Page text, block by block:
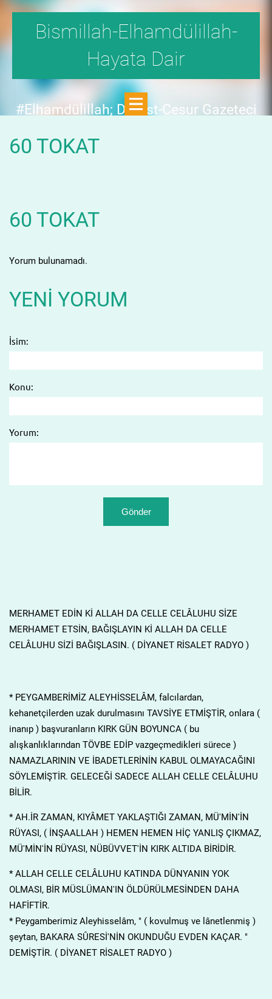
Bismillah-Elhamdülillah-
Hayata Dair
#Elhamdülillah; Dürüst-Cesur Gazeteci
Dergisi,fetö tehlikesini SAYFA SAYFA
60 TOKAT
60 TOKAT
Yorum bulunamadı.
YENI YORUM
İsim:
Konu:
Yorum:
MERHAMET EDİN Kİ ALLAH DA CELLE CELÂLUHU SİZE
MERHAMET ETSİN, BAĞIŞLAYIN Kİ ALLAH DA CELLE
CELÂLUHU SİZİ BAĞIŞLASIN. ( DİYANET RİSALET RADYO )
* PEYGAMBERİMİZ ALEYHİSSELÂM, falcılardan,
kehanetçilerden uzak durulmasını TAVSİYE ETMİŞTİR, onlara (
inanıp ) başvuranların KIRK GÜN BOYUNCA ( bu
alışkanlıklarından TÖVBE EDİP vazgeçmedikleri sürece )
NAMAZLARININ VE İBADETLERİNİN KABUL OLMAYACAĞINI
SÖYLEMİŞTİR. GELECEĞİ SADECE ALLAH CELLE CELÂLUHU
BİLİR.
* AH.İR ZAMAN, KIYÂMET YAKLAŞTIĞI ZAMAN, MÜ'MİN'İN
RÜYASI, ( İNŞAALLAH ) HEMEN HEMEN HİÇ YANLIŞ ÇIKMAZ,
MÜ'MİN'İN RÜYASI, NÜBÜVVET'İN KIRK ALTIDA BİRİDİR.
* ALLAH CELLE CELÂLUHU KATINDA DÜNYANIN YOK
OLMASI, BİR MÜSLÜMAN'IN ÖLDÜRÜLMESİNDEN DAHA
HAFİFTİR.
* Peygamberimiz Aleyhisselâm, " ( kovulmuş ve lânetlenmiş )
şeytan, BAKARA SÛRESİ'NİN OKUNDUĞU EVDEN KAÇAR. "
DEMİŞTİR. ( DİYANET RİSALET RADYO )